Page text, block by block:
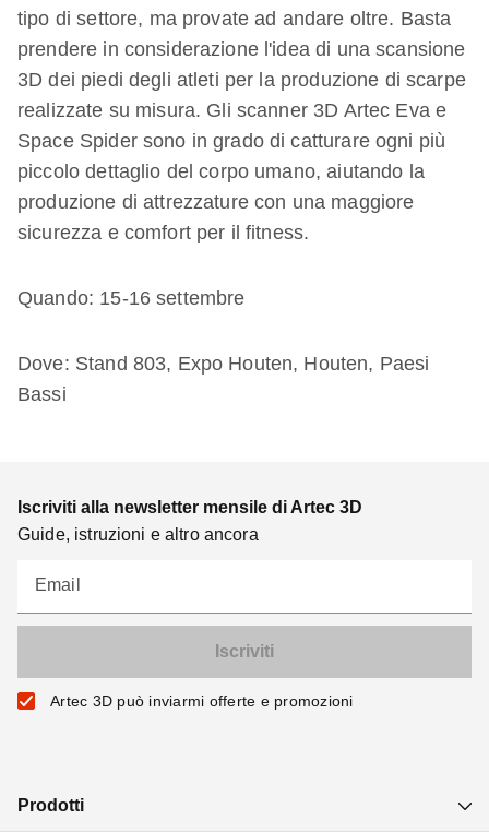
tipo di settore, ma provate ad andare oltre. Basta
prendere in considerazione l'idea di una scansione
3D dei piedi degli atleti per la produzione di scarpe
realizzate su misura. Gli scanner 3D Artec Eva e
Space Spider sono in grado di catturare ogni più
piccolo dettaglio del corpo umano, aiutando la
produzione di attrezzature con una maggiore
sicurezza e comfort per il fitness.
Quando: 15-16 settembre
Dove: Stand 803, Expo Houten, Houten, Paesi
Bassi
Iscriviti alla newsletter mensile di Artec 3D
Guide, istruzioni e altro ancora
Email
Artec 3D può inviarmi offerte e promozioni
Prodotti